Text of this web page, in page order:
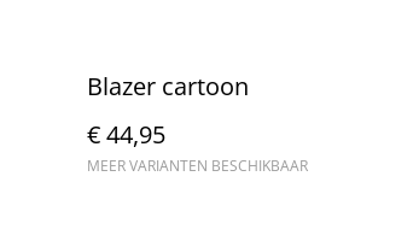
Blazer cartoon
€ 44,95
MEER VARIANTEN BESCHIKBAAR